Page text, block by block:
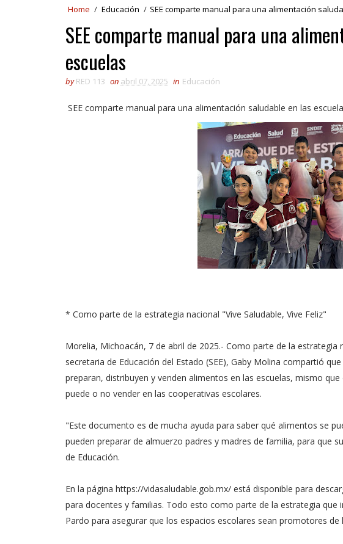
Home / Educación / SEE comparte manual para una alimentación
SEE comparte manual para una
escuelas
by RED 113 on abril 07, 2025 in Educación
SEE comparte manual para una alimentación saludable en las
* Como parte de la estrategia nacional "Vive Saludable, Vive Feliz"
Morelia, Michoacán, 7 de abril de 2025.- Como parte de la estrategia
secretaria de Educación del Estado (SEE), Gaby Molina compartió
preparan, distribuyen y venden alimentos en las escuelas, mismo
puede o no vender en las cooperativas escolares.
"Este documento es de mucha ayuda para saber qué alimentos se
pueden preparar de almuerzo padres y madres de familia, para que
de Educación.
En la página https://vidasaludable.gob.mx/ está disponible para
para docentes y familias. Todo esto como parte de la estrategia que
Pardo para asegurar que los espacios escolares sean promotores de